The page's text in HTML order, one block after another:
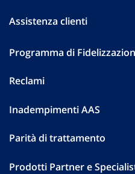
Assistenza clienti
Programma di
Reclami
Inadempimenti AAS
Parità di trattamento
Prodotti Partner e